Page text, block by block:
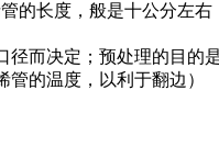
长度，般是十公分左右
而决定；预处理的目的是
的温度，以利于翻边）